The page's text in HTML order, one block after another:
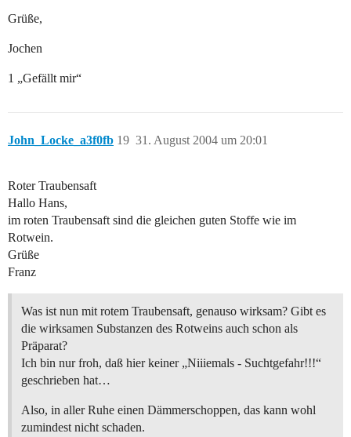
Grüße,
Jochen
1 „Gefällt mir“
John_Locke_a3f0fb 31. August 2004 um 20:01
19
Roter Traubensaft
Hallo Hans,
im roten Traubensaft sind die gleichen guten Stoffe wie im
Rotwein.
Grüße
Franz
Was ist nun mit rotem Traubensaft, genauso wirksam? Gibt es
die wirksamen Substanzen des Rotweins auch schon als
Präparat?
Ich bin nur froh, daß hier keiner „Niiiemals - Suchtgefahr!!!“
geschrieben hat…
Also, in aller Ruhe einen Dämmerschoppen, das kann wohl
zumindest nicht schaden.